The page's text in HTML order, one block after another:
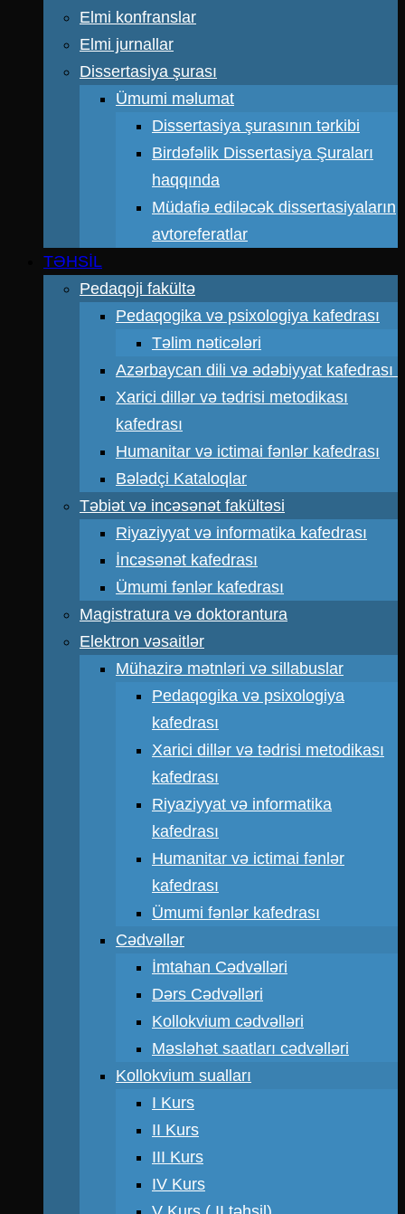
Elmi konfranslar
Elmi jurnallar
Dissertasiya şurası
Ümumi məlumat
Dissertasiya şurasının tərkibi
Birdəfəlik Dissertasiya Şuraları
haqqında
Müdafiə ediləcək dissertasiyaların
avtoreferatlar
TƏHSİL
Pedaqoji fakültə
Pedaqogika və psixologiya kafedrası
Təlim nəticələri
Azərbaycan dili və ədəbiyyat kafedrası
Xarici dillər və tədrisi metodikası
kafedrası
Humanitar və ictimai fənlər kafedrası
Bələdçi Kataloqlar
Təbiət və incəsənət fakültəsi
Riyaziyyat və informatika kafedrası
İncəsənət kafedrası
Ümumi fənlər kafedrası
Magistratura və doktorantura
Elektron vəsaitlər
Mühazirə mətnləri və sillabuslar
Pedaqogika və psixologiya
kafedrası
Xarici dillər və tədrisi metodikası
kafedrası
Riyaziyyat və informatika
kafedrası
Humanitar və ictimai fənlər
kafedrası
Ümumi fənlər kafedrası
Cədvəllər
İmtahan Cədvəlləri
Dərs Cədvəlləri
Kollokvium cədvəlləri
Məsləhət saatları cədvəlləri
Kollokvium sualları
I Kurs
II Kurs
III Kurs
IV Kurs